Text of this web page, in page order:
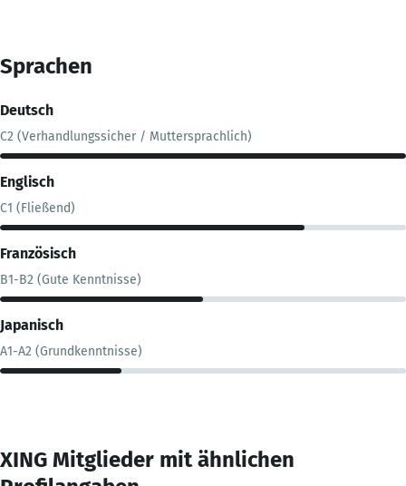
Sprachen
Deutsch
C2 (Verhandlungssicher / Muttersprachlich)
Englisch
C1 (Fließend)
Französisch
B1-B2 (Gute Kenntnisse)
Japanisch
A1-A2 (Grundkenntnisse)
XING Mitglieder mit ähnlichen